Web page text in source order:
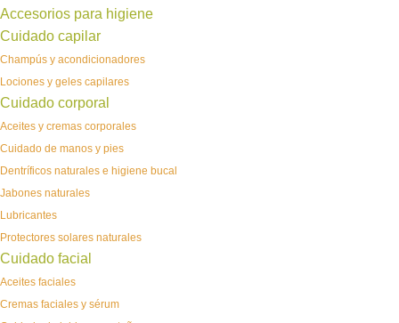
Accesorios para higiene
Cuidado capilar
Champús y acondicionadores
Lociones y geles capilares
Cuidado corporal
Aceites y cremas corporales
Cuidado de manos y pies
Dentríficos naturales e higiene bucal
Jabones naturales
Lubricantes
Protectores solares naturales
Cuidado facial
Aceites faciales
Cremas faciales y sérum